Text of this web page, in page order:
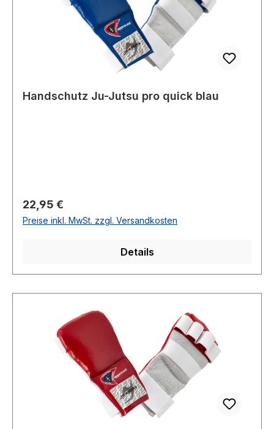
Handschutz Ju-Jutsu pro quick blau
Regulärer Preis:
22,95 €
Preise inkl. MwSt. zzgl. Versandkosten
Details